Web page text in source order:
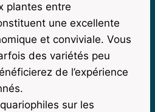
plantes entre
une excellente
et conviviale. Vous
des variétés peu
de l’expérience
sur les